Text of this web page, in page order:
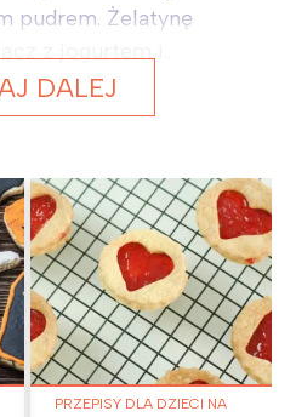
pudrem. Żelatynę
DALEJ
PRZEPISY DLA DZIECI NA